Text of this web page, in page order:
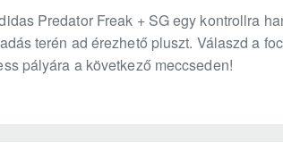
Predator Freak + SG egy kontrollra
terén ad érezhető pluszt. Válaszd a
pályára a következő meccseden!